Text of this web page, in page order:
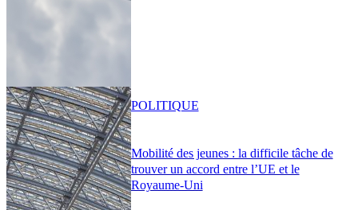
Mobilité des jeunes : la difficile tâche de
trouver un accord entre l’UE et le
Royaume-Uni
POLITIQUE